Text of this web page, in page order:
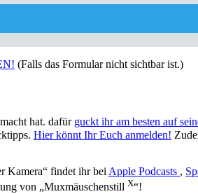
(Falls das Formular nicht sichtbar ist.)
hat. dafür guckt ihr am besten auf
Hier könnt Ihr Euch anmelden!
Kamera“ findet ihr bei Apple Podcasts ,
von „Muxmäuschenstill X“!